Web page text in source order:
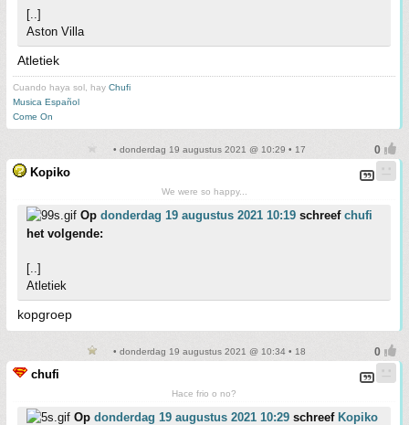
[..]
Aston Villa
Atletiek
Cuando haya sol, hay Chufi
Musica Español
Come On
• donderdag 19 augustus 2021 @ 10:29 • 17
Kopiko
We were so happy...
Op donderdag 19 augustus 2021 10:19 schreef chufi
het volgende:
[..]
Atletiek
kopgroep
• donderdag 19 augustus 2021 @ 10:34 • 18
chufi
Hace frio o no?
Op donderdag 19 augustus 2021 10:29 schreef Kopiko